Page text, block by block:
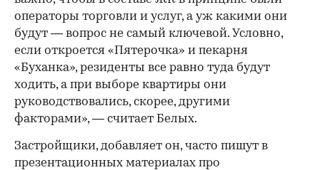
операторы торговли и услуг, а уж какими они
будут — вопрос не самый ключевой. Условно,
если откроется «Пятерочка» и пекарня
«Буханка», резиденты все равно туда будут
ходить, а при выборе квартиры они
руководствовались, скорее, другими
факторами», — считает Белых.
Застройщики, добавляет он, часто пишут в
презентационных материалах про